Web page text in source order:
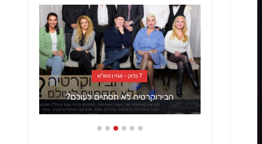
7 בלוק - מגזין סופ"ש
הבירוקרטיה לא תסתיים לעולם?